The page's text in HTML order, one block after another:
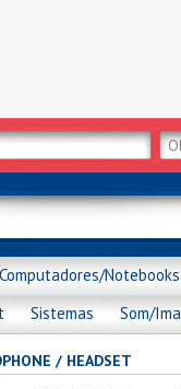
Computadores/Notebooks
Sistemas Som/
/ HEADSET